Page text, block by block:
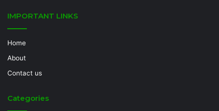
IMPORTANT LINKS
Home
About
Contact us
Categories